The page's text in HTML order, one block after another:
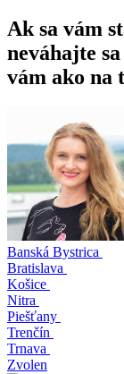
Ak sa vám
neváhajte
vám ako na
Banská Bystrica
Bratislava
Košice
Nitra
Piešťany
Trenčín
Trnava
Zvolen